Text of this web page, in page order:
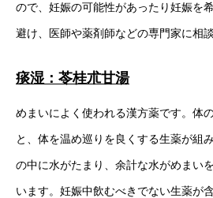
ので、妊娠の可能性があったり妊娠を
避け、医師や薬剤師などの専門家に相
痰湿：苓桂朮甘湯
めまいによく使われる漢方薬です。体
と、体を温め巡りを良くする生薬が組
の中に水がたまり、余計な水がめまい
います。妊娠中飲むべきでない生薬が